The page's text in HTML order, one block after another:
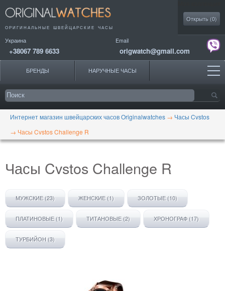
ОРИГИНАЛЬНЫЕ ШВЕЙЦАРСКИЕ ЧАСЫ
Украина
+38067 789 6633
Email
origwatch@gmail.com
Открыть (0)
БРЕНДЫ НАРУЧНЫЕ ЧАСЫ
Интернет магазин швейцарских часов Originalwatches → Часы Cvstos
→ Часы Cvstos Challenge R
Часы Cvstos Challenge R
МУЖСКИЕ (23) ЖЕНСКИЕ (1) ЗОЛОТЫЕ (10)
ПЛАТИНОВЫЕ (1) ТИТАНОВЫЕ (2) ХРОНОГРАФ (17)
ТУРБИЙОН (3)